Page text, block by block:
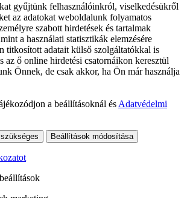
gyűjtünk felhasználóinkról, viselkedésükről
az adatokat weboldalunk folyamatos
szabott hirdetések és tartalmak
a használati statisztikák elemzésére
titkosított adatait külső szolgáltatókkal is
az ő online hirdetési csatornáikon keresztül
Önnek, de csak akkor, ha Ön már használja
a beállításoknál és Adatvédelmi
Beállítások módosítása